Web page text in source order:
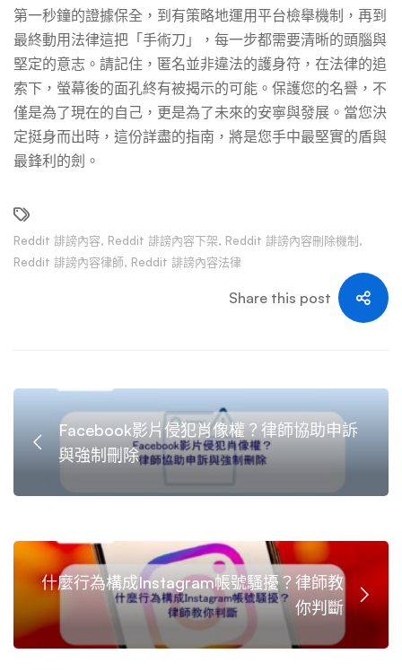
第一秒鐘的證據保全，到有策略地運用平台檢舉機制，再到
最終動用法律這把「手術刀」，每一步都需要清晰的頭腦與
堅定的意志。請記住，匿名並非違法的護身符，在法律的追
索下，螢幕後的面孔終有被揭示的可能。保護您的名譽，不
僅是為了現在的自己，更是為了未來的安寧與發展。當您決
定挺身而出時，這份詳盡的指南，將是您手中最堅實的盾與
最鋒利的劍。
Reddit 誹謗內容, Reddit 誹謗內容下架, Reddit 誹謗內容刪除機制 ,
Reddit 誹謗內容律師, Reddit 誹謗內容法律
Share this post
Facebook影片侵犯肖像權？律師協助申訴
與強制刪除
什麼行為構成Instagram帳號騷擾？律師教
你判斷